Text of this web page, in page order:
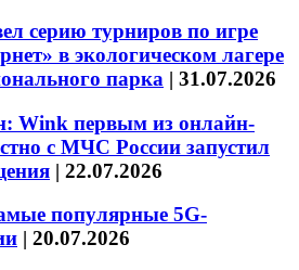
серию турниров по игре
в экологическом лагере
парка | 31.07.2026
Wink первым из онлайн-
с МЧС России запустил
| 22.07.2026
популярные 5G-
| 20.07.2026